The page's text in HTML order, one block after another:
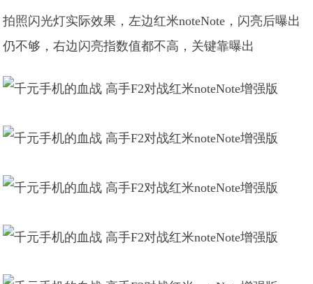
拍照闪光灯实际效果，左边红米noteNote，闪亮后曝出
仍不够，右边闪亮指数值都不高，关键靠曝出